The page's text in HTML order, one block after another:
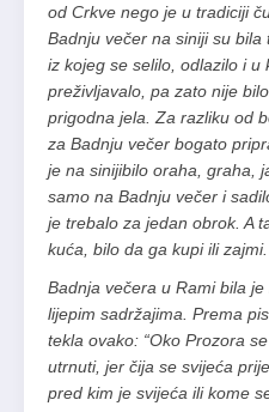
od Crkve nego je u tradiciji
Badnju večer na siniji su
iz kojeg se selilo, odlazilo i u
preživljavalo, pa zato nije
prigodna jela. Za razliku od
za Badnju večer bogato
je na sinijibilo oraha, graha,
samo na Badnju večer i
je trebalo za jedan obrok. A
kuća, bilo da ga kupi ili zajmi.
Badnja večera u Rami bila
lijepim sadržajima. Prema
tekla ovako: “Oko Prozora
utrnuti, jer čija se svijeća
pred kim je svijeća ili kome